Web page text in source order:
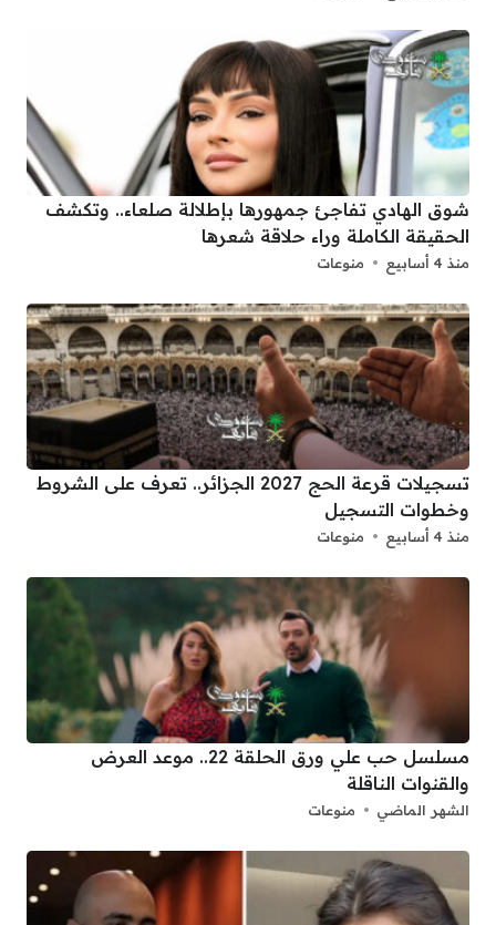
شوق الهادي تفاجئ جمهورها بإطلالة صلعاء.. وتكشف
الحقيقة الكاملة وراء حلاقة شعرها
منذ 4 أسابيع منوعات
تسجيلات قرعة الحج 2027 الجزائر.. تعرف على الشروط
وخطوات التسجيل
منذ 4 أسابيع منوعات
مسلسل حب علي ورق الحلقة 22.. موعد العرض
والقنوات الناقلة
الشهر الماضي منوعات